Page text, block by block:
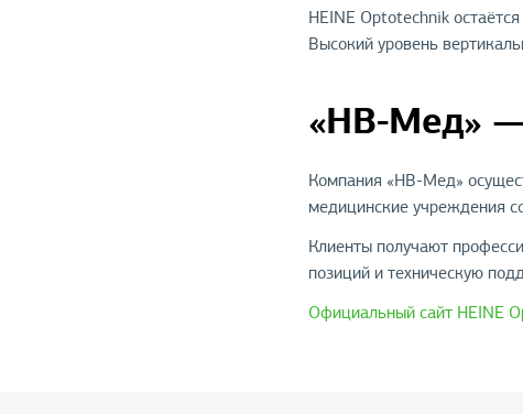
HEINE Optotechnik
Высокий уровень
«НВ-Мед» —
Компания «НВ-Мед»
медицинские учреждения
Клиенты получают
позиций и техническую
Официальный сайт HEINE